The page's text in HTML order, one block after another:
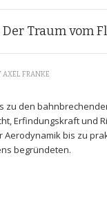
Traum vom
AXEL FRANKE
zu den
Erfindungskraft und
bis zu
begründeten.